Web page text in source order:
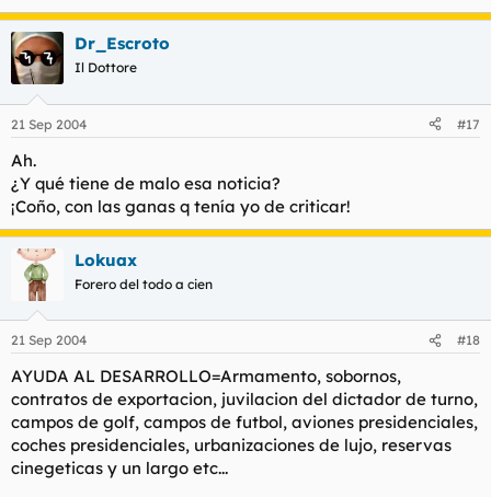
Dr_Escroto
Il Dottore
21 Sep 2004 #17
Ah.
¿Y qué tiene de malo esa noticia?
¡Coño, con las ganas q tenía yo de criticar!
Lokuax
Forero del todo a cien
21 Sep 2004 #18
AYUDA AL DESARROLLO=Armamento, sobornos,
contratos de exportacion, juvilacion del dictador de turno,
campos de golf, campos de futbol, aviones presidenciales,
coches presidenciales, urbanizaciones de lujo, reservas
cinegeticas y un largo etc...